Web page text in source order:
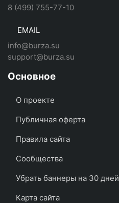
8 (499) 755-77-10
EMAIL
info@burza.su
support@burza.su
Основное
О проекте
Публичная оферта
Правила сайта
Сообщества
Убрать баннеры на 30 дней
Карта сайта